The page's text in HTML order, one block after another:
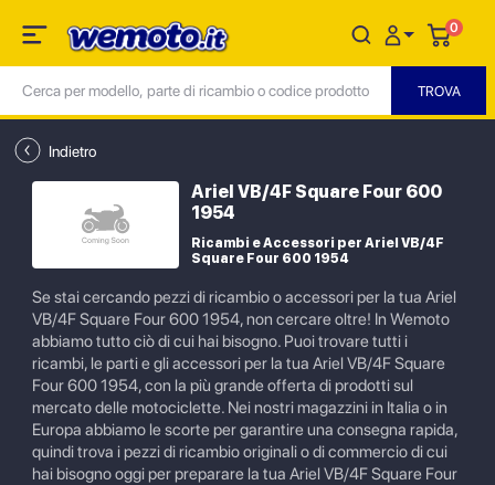
0
Indietro
Ariel VB/4F Square Four 600
1954
Ricambi e Accessori per Ariel VB/4F
Square Four 600 1954
Se stai cercando pezzi di ricambio o accessori per la tua Ariel
VB/4F Square Four 600 1954, non cercare oltre! In Wemoto
abbiamo tutto ciò di cui hai bisogno. Puoi trovare tutti i
ricambi, le parti e gli accessori per la tua Ariel VB/4F Square
Four 600 1954, con la più grande offerta di prodotti sul
mercato delle motociclette. Nei nostri magazzini in Italia o in
Europa abbiamo le scorte per garantire una consegna rapida,
quindi trova i pezzi di ricambio originali o di commercio di cui
hai bisogno oggi per preparare la tua Ariel VB/4F Square Four